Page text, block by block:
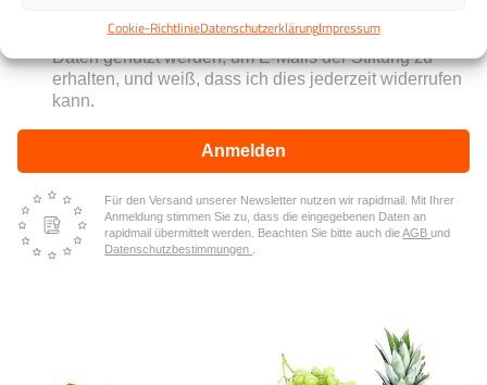
Cookie-RichtlinieDatenschutzerklärungImpressum
Ich stimme zu, dass meine personenbezogenen
Daten genutzt werden, um E-Mails der Stiftung zu
erhalten, und weiß, dass ich dies jederzeit widerrufen
kann.
Anmelden
Für den Versand unserer Newsletter nutzen wir rapidmail. Mit Ihrer
Anmeldung stimmen Sie zu, dass die eingegebenen Daten an
rapidmail übermittelt werden. Beachten Sie bitte auch dieAGBund
Datenschutzbestimmungen